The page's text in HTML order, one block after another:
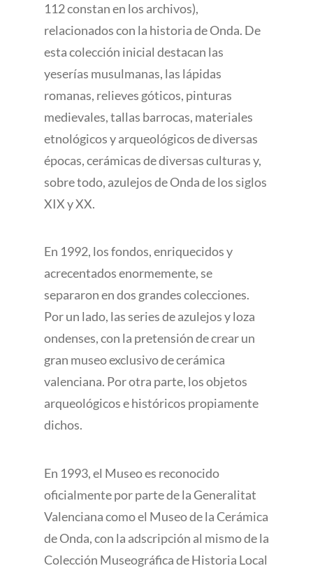
112 constan en los archivos),
relacionados con la historia de Onda. De
esta colección inicial destacan las
yeserías musulmanas, las lápidas
romanas, relieves góticos, pinturas
medievales, tallas barrocas, materiales
etnológicos y arqueológicos de diversas
épocas, cerámicas de diversas culturas y,
sobre todo, azulejos de Onda de los siglos
XIX y XX.
En 1992, los fondos, enriquecidos y
acrecentados enormemente, se
separaron en dos grandes colecciones.
Por un lado, las series de azulejos y loza
ondenses, con la pretensión de crear un
gran museo exclusivo de cerámica
valenciana. Por otra parte, los objetos
arqueológicos e históricos propiamente
dichos.
En 1993, el Museo es reconocido
oficialmente por parte de la Generalitat
Valenciana como el Museo de la Cerámica
de Onda, con la adscripción al mismo de la
Colección Museográfica de Historia Local